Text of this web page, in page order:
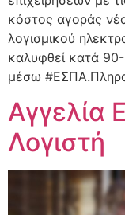
κόστος αγοράς
λογισμικού
καλυφθεί κατά
μέσω
Αγγελία
Λογιστή